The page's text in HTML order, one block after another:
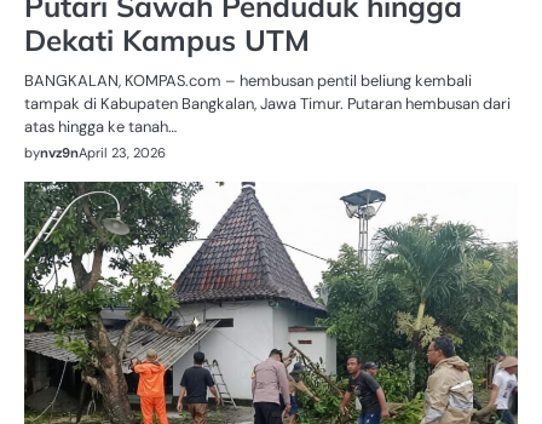
Dekati Kampus UTM
BANGKALAN, KOMPAS.com – hembusan pentil beliung kembali
tampak di Kabupaten Bangkalan, Jawa Timur. Putaran hembusan dari
atas hingga ke tanah…
bynvz9nApril 23, 2026